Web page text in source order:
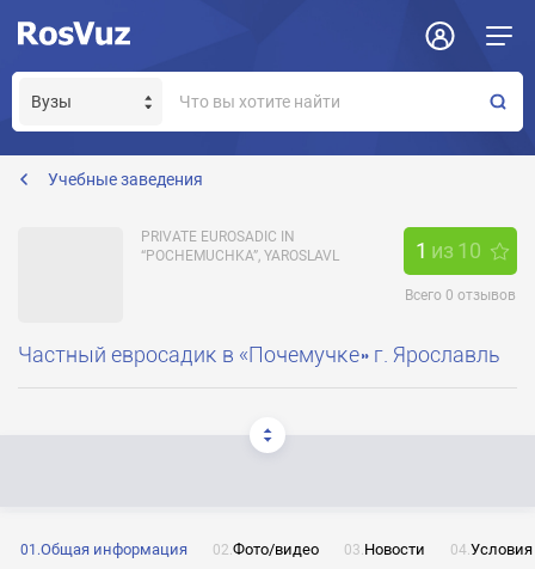
Учебные заведения
PRIVATE EUROSADIC IN
“POCHEMUCHKA”, YAROSLAVL
1 из 10
Всего 0 отзывов
Частный евросадик в «Почемучке» г. Ярославль
Общая информация Фото/видео Новости